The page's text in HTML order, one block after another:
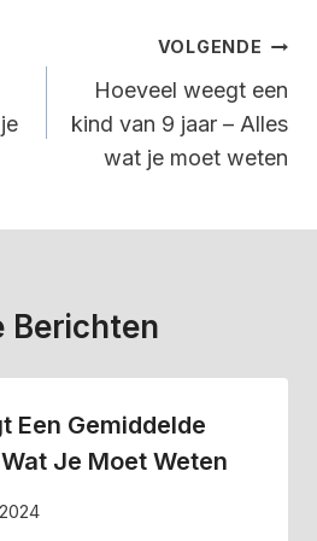
VOLGENDE
Hoeveel weegt een
kind van 9 jaar – Alles
wat je moet weten
Berichten
Een Gemiddelde
Je Moet Weten